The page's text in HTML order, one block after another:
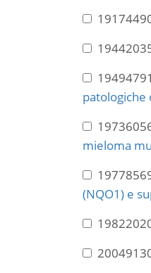
mieloma
(NQO1) e